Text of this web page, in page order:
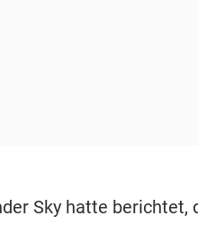
Sky hatte